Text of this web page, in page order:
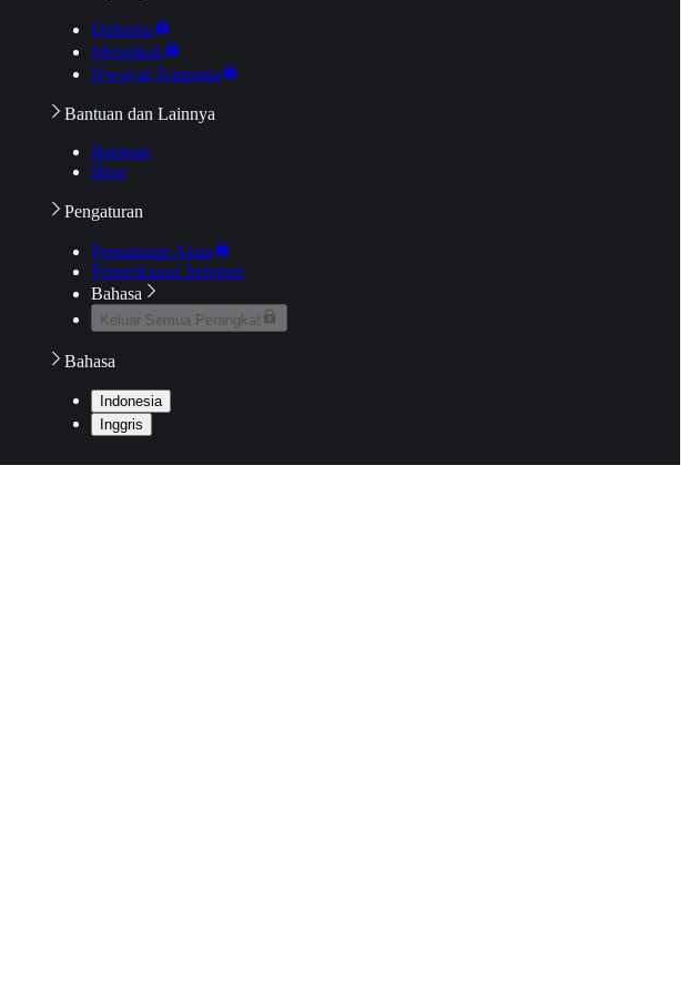
Daftarku
Mengikuti
Riwayat Tontonan
Bantuan dan Lainnya
Bantuan
Blog
Pengaturan
Pengaturan Akun
Pemeriksaan Jaringan
Bahasa
Keluar Semua Perangkat
Bahasa
Indonesia
Inggris